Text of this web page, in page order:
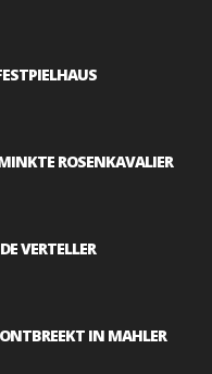
ROSENKAVALIER
VERTELLER
IN MAHLER